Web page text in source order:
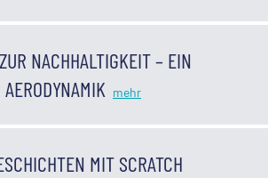
NACHHALTIGKEIT – EIN
MIT SCRATCH